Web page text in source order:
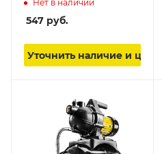
Нет в наличии
547 руб.
Уточнить наличие и цену